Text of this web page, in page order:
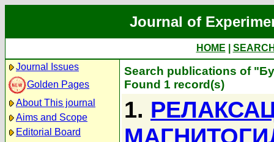
Journal of
HOME
Journal Issues
Golden Pages
About This journal
Aims and Scope
Editorial Board
Search publications of
Found 1 record(s)
1.